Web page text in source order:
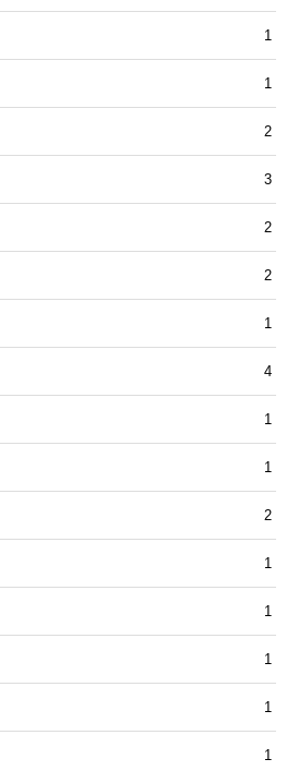
1
1
2
3
2
2
1
4
1
1
2
1
1
1
1
1